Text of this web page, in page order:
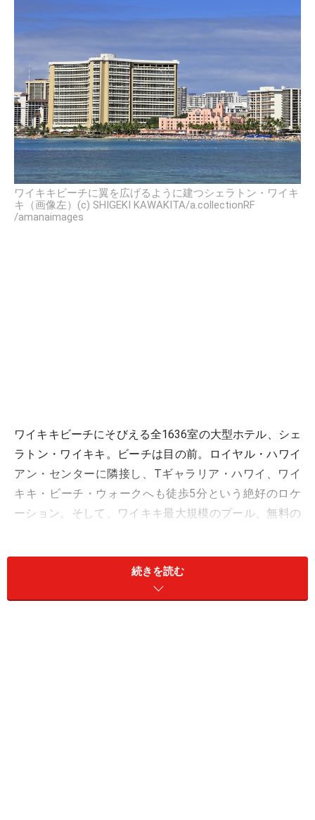
ワイキキビーチに翼を広げるように建つシェラトン・ワイキ
キ（画像左）(c) SHIGEKI KAWAKITA/a.collectionRF
/amanaimages
ワイキキビーチにそびえる全1636室の大型ホテル、シェ
ラトン・ワイキキ。ビーチは目の前。ロイヤル・ハワイ
アン・センターに隣接し、Tギャラリア・ハワイ、ワイ
キキ・ビーチ・ウォークへも徒歩5分という絶好のロケ
ーション。そして、ワイキキ最大規模のプール、無料の
充実。ファミリーにもショッピング派にも嬉しいリゾー
続きを読む